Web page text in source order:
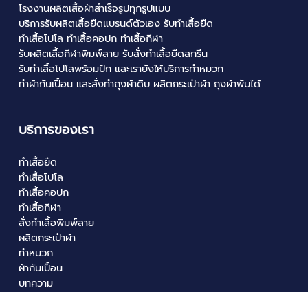
โรงงานผลิตเสื้อผ้าสำเร็จรูปทุกรูปแบบ
บริการรับผลิตเสื้อยืดแบรนด์ตัวเองรับทำเสื้อยืด
ทำเสื้อโปโล ทำเสื้อคอปก ทำเสื้อกีฬา
รับผลิตเสื้อกีฬาพิมพ์ลาย รับสั่งทําเสื้อยืดสกรีน
รับทําเสื้อโปโลพร้อมปักและเรายังให้บริการทำหมวก
ทำผ้ากันเปื้อน และสั่งทำถุงผ้าดิบ ผลิตกระเป๋าผ้าถุงผ้าพับได้
บริการของเรา
ทำเสื้อยืด
ทำเสื้อโปโล
ทำเสื้อคอปก
ทำเสื้อกีฬา
สั่งทำเสื้อพิมพ์ลาย
ผลิตกระเป๋าผ้า
ทำหมวก
ผ้ากันเปื้อน
บทความ